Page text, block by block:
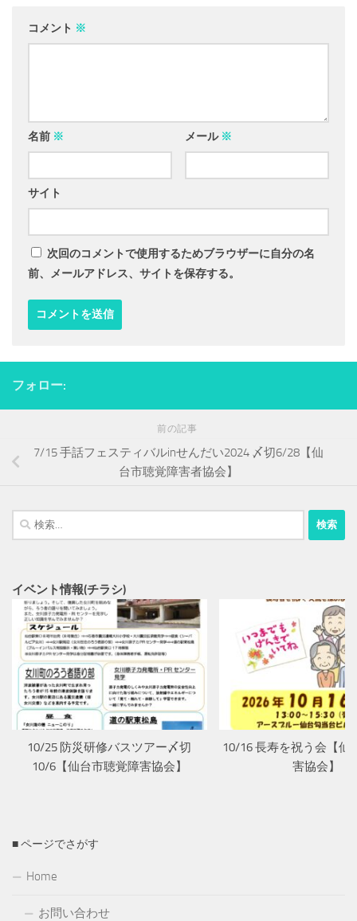
コメント ※
名前 ※ メール ※
サイト
次回のコメントで使用するためブラウザーに自分の名
前、メールアドレス、サイトを保存する。
フォロー:
前の記事
7/15 手話フェスティバルinせんだい2024 〆切6/28【仙
台市聴覚障害者協会】
検
索:
イベント情報(チラシ)
10/25 防災研修バスツアー〆切
10/6【仙台市聴覚障害協会】
10/16 長寿を祝う会【仙
害協会】
■ ページでさがす
Home
お問い合わせ